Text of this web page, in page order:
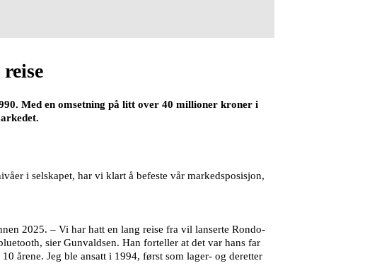
Med en omsetning på litt over 40 millioner kroner i
i selskapet, har vi klart å befeste vår markedsposisjon,
2025. – Vi har hatt en lang reise fra vil lanserte Rondo-
sier Gunvaldsen. Han forteller at det var hans far
årene. Jeg ble ansatt i 1994, først som lager- og deretter